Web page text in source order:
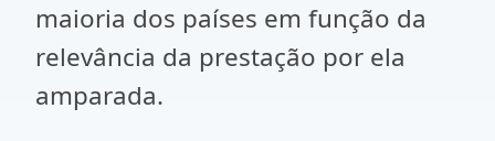
maioria dos países em função da
relevância da prestação por ela
amparada.